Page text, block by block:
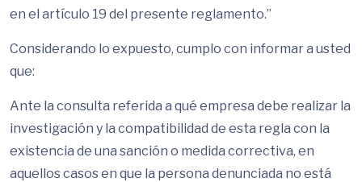
en el artículo 19 del presente reglamento.”
Considerando lo expuesto, cumplo con informar a usted
que:
Ante la consulta referida a qué empresa debe realizar la
investigación y la compatibilidad de esta regla con la
existencia de una sanción o medida correctiva, en
aquellos casos en que la persona denunciada no está